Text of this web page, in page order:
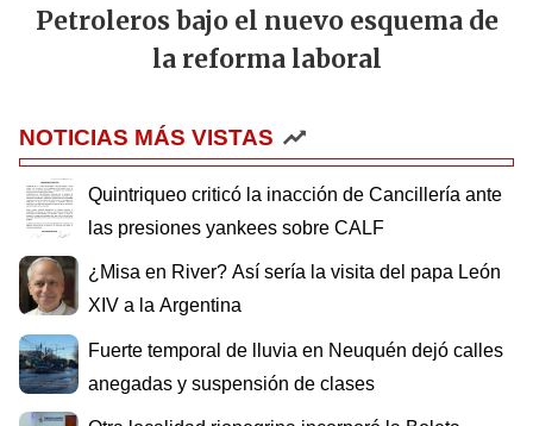
Petroleros bajo el nuevo esquema de
la reforma laboral
NOTICIAS MÁS VISTAS
Quintriqueo criticó la inacción de Cancillería ante
las presiones yankees sobre CALF
¿Misa en River? Así sería la visita del papa León
XIV a la Argentina
Fuerte temporal de lluvia en Neuquén dejó calles
anegadas y suspensión de clases